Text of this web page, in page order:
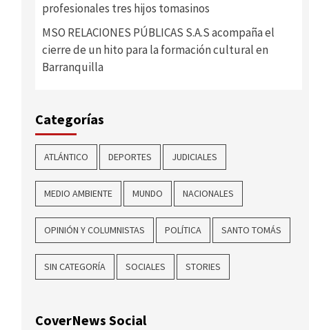
profesionales tres hijos tomasinos
MSO RELACIONES PÚBLICAS S.A.S acompaña el
cierre de un hito para la formación cultural en
Barranquilla
Categorías
ATLÁNTICO DEPORTES JUDICIALES
MEDIO AMBIENTE MUNDO NACIONALES
OPINIÓN Y COLUMNISTAS POLÍTICA SANTO TOMÁS
SIN CATEGORÍA SOCIALES STORIES
CoverNews Social